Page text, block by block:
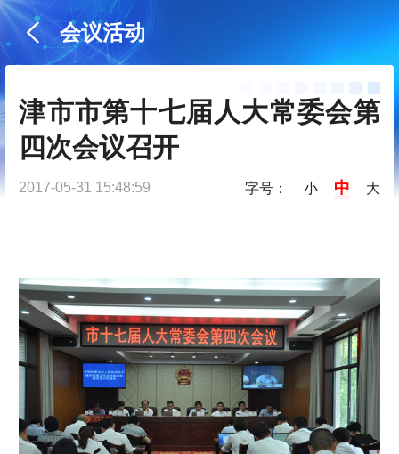
会议活动
津市市第十七届人大常委会第
四次会议召开
2017-05-31 15:48:59 字号： 小 中 大